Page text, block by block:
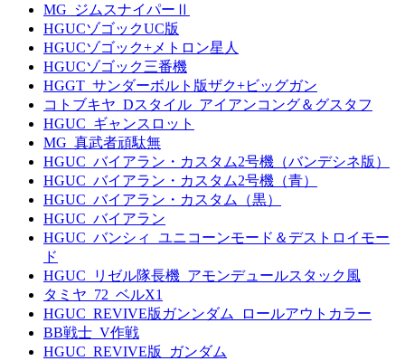
MG_ジムスナイパーⅡ
HGUCゾゴックUC版
HGUCゾゴック+メトロン星人
HGUCゾゴック三番機
HGGT_サンダーボルト版ザク+ビッグガン
コトブキヤ_Dスタイル_アイアンコング＆グスタフ
HGUC_ギャンスロット
MG_真武者頑駄無
HGUC_バイアラン・カスタム2号機（バンデシネ版）
HGUC_バイアラン・カスタム2号機（青）
HGUC_バイアラン・カスタム（黒）
HGUC_バイアラン
HGUC_バンシィ_ユニコーンモード＆デストロイモー
ド
HGUC_リゼル隊長機_アモンデュールスタック風
タミヤ_72_ベルX1
HGUC_REVIVE版ガンンダム_ロールアウトカラー
BB戦士_V作戦
HGUC_REVIVE版_ガンダム